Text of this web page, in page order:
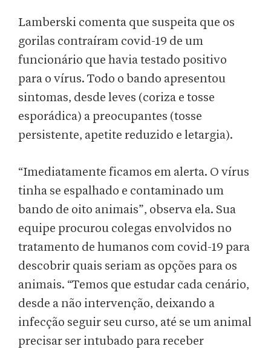
Lamberski comenta que suspeita que os
gorilas contraíram covid-19 de um
funcionário que havia testado positivo
para o vírus. Todo o bando apresentou
sintomas, desde leves (coriza e tosse
esporádica) a preocupantes (tosse
persistente, apetite reduzido e letargia).
“Imediatamente ficamos em alerta. O vírus
tinha se espalhado e contaminado um
bando de oito animais”, observa ela. Sua
equipe procurou colegas envolvidos no
tratamento de humanos com covid-19 para
descobrir quais seriam as opções para os
animais. “Temos que estudar cada cenário,
desde a não intervenção, deixando a
infecção seguir seu curso, até se um animal
precisar ser intubado para receber